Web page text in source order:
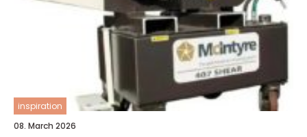
inspiration
08. March 2026